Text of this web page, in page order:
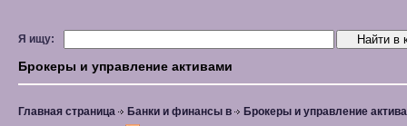
Я ищу:
Брокеры и управление активами
Главная страница Банки и финансы в Брокеры и управление